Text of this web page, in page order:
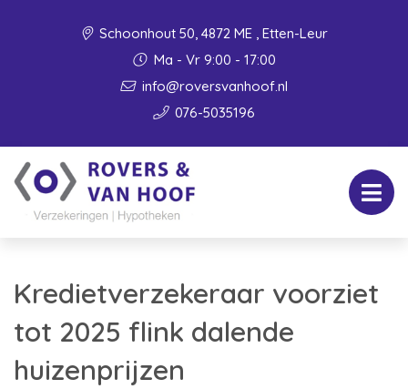
Schoonhout 50, 4872 ME , Etten-Leur
Ma - Vr 9:00 - 17:00
info@roversvanhoof.nl
076-5035196
Kredietverzekeraar voorziet
tot 2025 flink dalende
huizenprijzen